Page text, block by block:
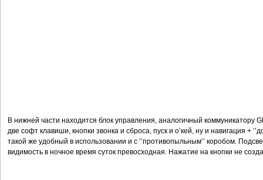
В нижней части находится блок управления, аналогичный коммуникатору
две софт клавиши, кнопки звонка и сброса, пуск и о’кей, ну и навигация +
такой же удобный в использовании и с ’’противопыльным’’ коробом.
видимость в ночное время суток превосходная. Нажатие на кнопки не